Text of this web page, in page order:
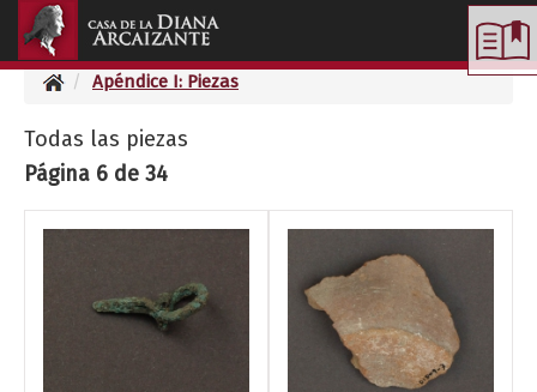
Apéndice I: Piezas
Todas las piezas
Página 6 de 34